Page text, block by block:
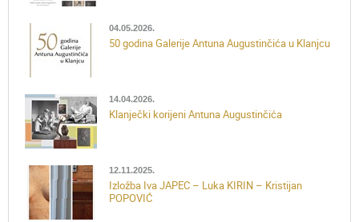
04.05.2026.
50 godina Galerije Antuna Augustinčića u Klanjcu
14.04.2026.
Klanječki korijeni Antuna Augustinčića
12.11.2025.
Izložba Iva JAPEC – Luka KIRIN – Kristijan
POPOVIĆ